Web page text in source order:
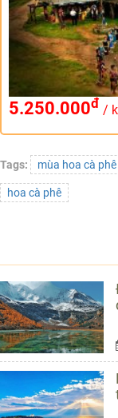
5.250.000đ /
Tags: mùa hoa cà
hoa cà phê